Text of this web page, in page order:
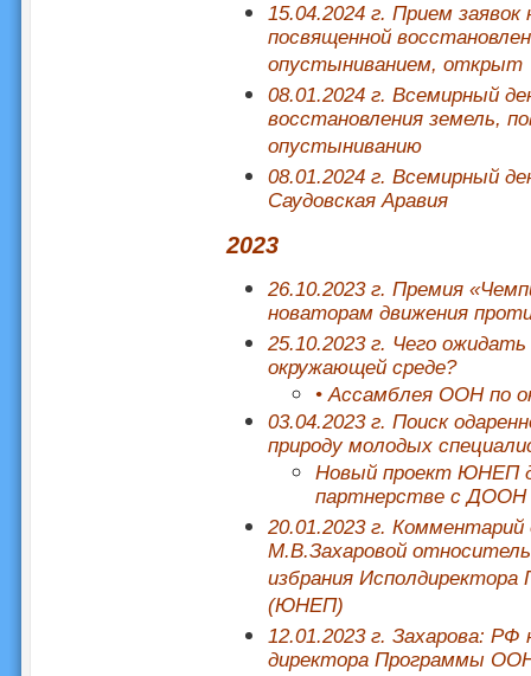
15.04.2024 г. Прием
посвященной
опустыниванием, открыт
08.01.2024 г. Всемирный
восстановления земель,
опустыниванию
08.01.2024 г. Всемирный
Саудовская Аравия
2023
26.10.2023 г. Премия
новаторам движения
25.10.2023 г. Чего
окружающей среде?
• Ассамблея ООН по
03.04.2023 г. Поиск
природу молодых
Новый проект ЮНЕП
партнерстве с ДООН
20.01.2023 г.
М.В.Захаровой
избрания
(ЮНЕП)
12.01.2023 г. Захарова:
директора Программы